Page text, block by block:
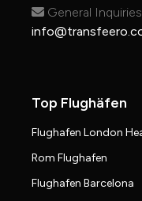
General
Top Flughäfen
Flughafen London
Rom Flughafen
Flughafen Barcelona